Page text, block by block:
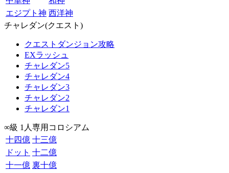
エジプト神 西洋神
チャレダン(クエスト)
クエストダンジョン攻略
EXラッシュ
チャレダン5
チャレダン4
チャレダン3
チャレダン2
チャレダン1
∞級 1人専用コロシアム
十四億 十三億
ドット 十二億
十一億 裏十億